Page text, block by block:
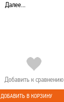
Далее...
Добавить к сравнению
ДОБАВИТЬ В КОРЗИНУ